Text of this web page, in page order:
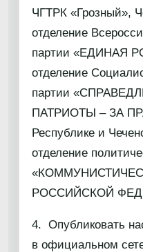
ЧГТРК «Грозный»,
отделение
партии «ЕДИНАЯ
отделение
партии
ПАТРИОТЫ – ЗА
Республике и
отделение
РОССИЙСКОЙ
4. Опубликовать
в официальном